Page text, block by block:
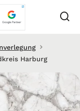
Harburg